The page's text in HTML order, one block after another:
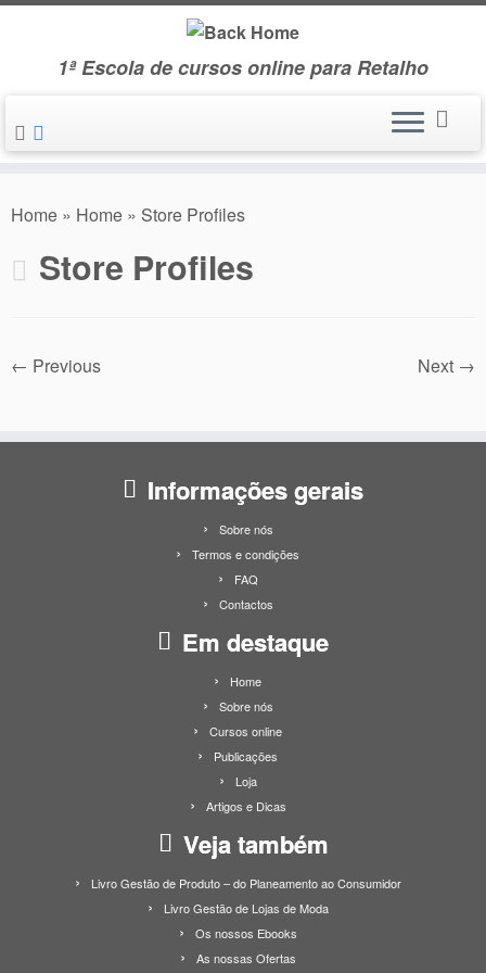
Skip
1ª Escola de cursos online para Retalho
Home » Home » Store Profiles
Store Profiles
← Previous Next →
Informações gerais
Sobre nós
Termos e condições
FAQ
Contactos
Em destaque
Home
Sobre nós
Cursos online
Publicações
Loja
Artigos e Dicas
Veja também
Livro Gestão de Produto – do Planeamento ao Consumidor
Livro Gestão de Lojas de Moda
Os nossos Ebooks
As nossas Ofertas